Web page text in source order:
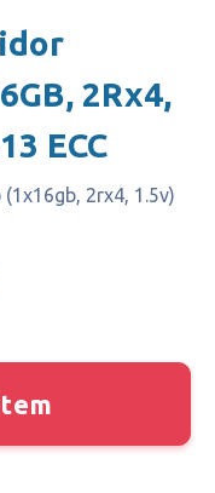
2Rx4,
ECC
2rx4, 1.5v)